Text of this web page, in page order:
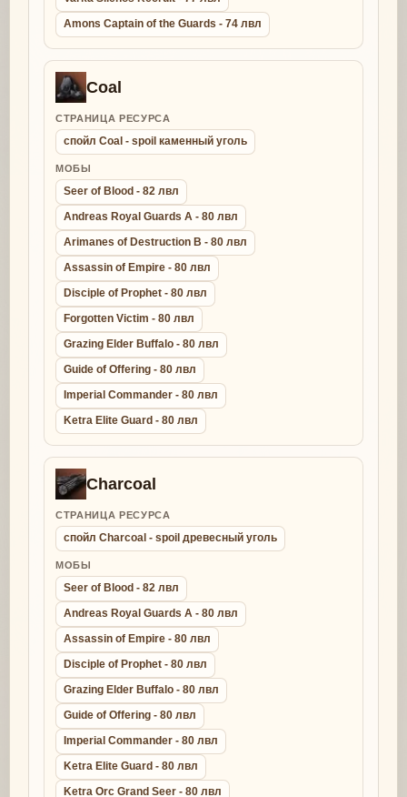
Amons Captain of the Guards - 74 лвл
Coal
СТРАНИЦА РЕСУРСА
спойл Coal - spoil каменный уголь
МОБЫ
Seer of Blood - 82 лвл
Andreas Royal Guards A - 80 лвл
Arimanes of Destruction B - 80 лвл
Assassin of Empire - 80 лвл
Disciple of Prophet - 80 лвл
Forgotten Victim - 80 лвл
Grazing Elder Buffalo - 80 лвл
Guide of Offering - 80 лвл
Imperial Commander - 80 лвл
Ketra Elite Guard - 80 лвл
Charcoal
СТРАНИЦА РЕСУРСА
спойл Charcoal - spoil древесный уголь
МОБЫ
Seer of Blood - 82 лвл
Andreas Royal Guards A - 80 лвл
Assassin of Empire - 80 лвл
Disciple of Prophet - 80 лвл
Grazing Elder Buffalo - 80 лвл
Guide of Offering - 80 лвл
Imperial Commander - 80 лвл
Ketra Elite Guard - 80 лвл
Ketra Orc Grand Seer - 80 лвл